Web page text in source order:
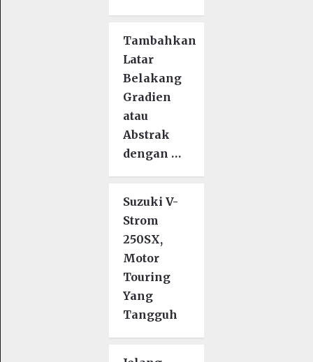
Tambahkan
Latar
Belakang
Gradien
atau
Abstrak
dengan …
Suzuki V-
Strom
250SX,
Motor
Touring
Yang
Tangguh